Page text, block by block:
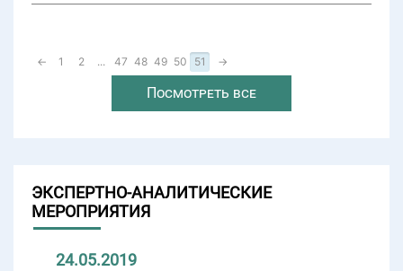
← 1 2 ... 47 48 49 50 51 →
Посмотреть все
ЭКСПЕРТНО-АНАЛИТИЧЕСКИЕ
МЕРОПРИЯТИЯ
24.05.2019